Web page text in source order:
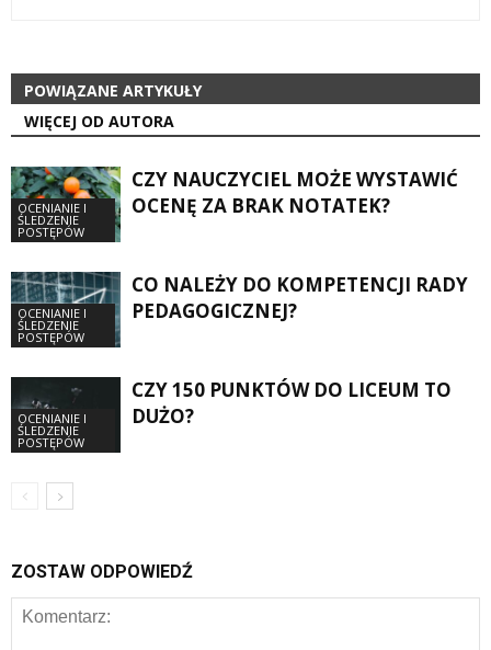
POWIĄZANE ARTYKUŁY
WIĘCEJ OD AUTORA
OCENIANIE I
ŚLEDZENIE
POSTĘPÓW
CZY NAUCZYCIEL MOŻE WYSTAWIĆ
OCENĘ ZA BRAK NOTATEK?
OCENIANIE I
ŚLEDZENIE
POSTĘPÓW
CO NALEŻY DO KOMPETENCJI RADY
PEDAGOGICZNEJ?
OCENIANIE I
ŚLEDZENIE
POSTĘPÓW
CZY 150 PUNKTÓW DO LICEUM TO
DUŻO?
ZOSTAW ODPOWIEDŹ